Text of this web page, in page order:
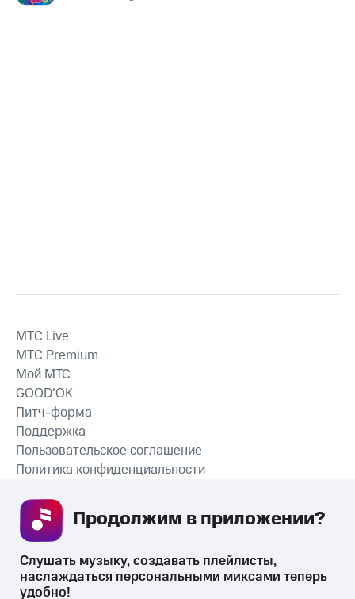
СКАЧАТЬ ПРИЛОЖЕНИЕ
MTС Live
MTС Premium
Мой МТС
GOOD’OK
Питч-форма
Поддержка
Пользовательское соглашение
Политика конфиденциальности
Слушать музыку, создавать плейлисты,
наслаждаться персональными миксами теперь
удобно!